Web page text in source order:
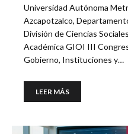
Universidad Autónoma
Azcapotzalco,
División de Ciencias
Académica GIOI III
Gobierno, Instituciones y…
LEER MÁS